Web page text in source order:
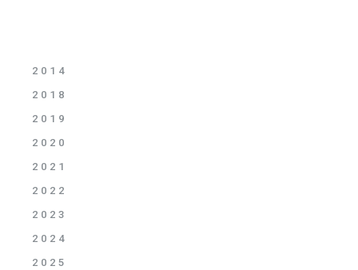
2014
2018
2019
2020
2021
2022
2023
2024
2025